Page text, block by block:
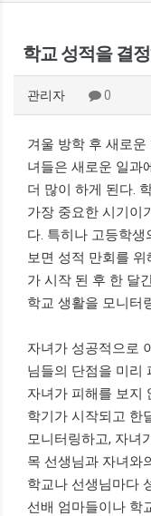
학교 성적을 결
관리자 0
겨울 방학 후 새로
녀들은 새로운 일과
더 많이 하게 된다.
가장 중요한 시기이
다. 특히나 고등학
보면 성적 만회를
가 시작 된 후 한 달
학교 생활을 모니터
자녀가 성공적으로
님들의 단점을 미리
자녀가 피해를 보지
학기가 시작되고 한
모니터링하고, 자녀
목 선생님과 자녀와
학교나 선생님마다
선배 엄마들이나 학